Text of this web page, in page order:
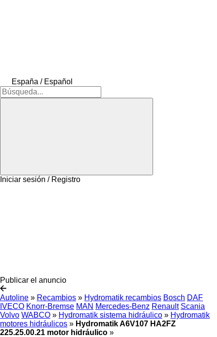
España / Español
Iniciar sesión / Registro
Publicar el anuncio
Autoline » Recambios » Hydromatik recambios Bosch DAF
IVECO Knorr-Bremse MAN Mercedes-Benz Renault Scania
Volvo WABCO » Hydromatik sistema hidráulico » Hydromatik
motores hidráulicos » Hydromatik A6V107 HA2FZ
225.25.00.21 motor hidráulico »